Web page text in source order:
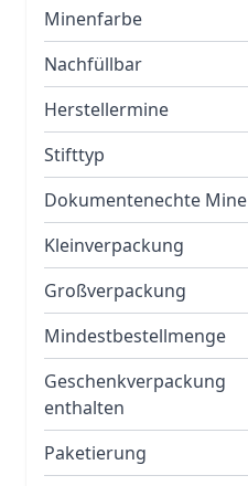
Minenfarbe
Nachfüllbar
Herstellermine
Stifttyp
Dokumentenechte Mine
Kleinverpackung
Großverpackung
Mindestbestellmenge
Geschenkverpackung
enthalten
Paketierung